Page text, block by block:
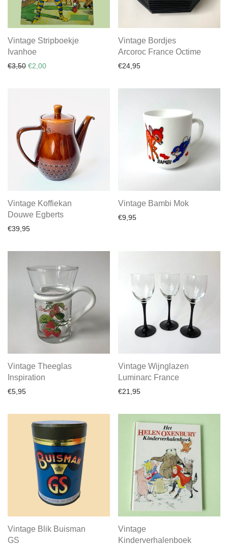
Vintage Stripboekje
Ivanhoe
€3,50 €2,00
Vintage Bordjes
Arcoroc France Octime
€24,95
Vintage Koffiekan
Douwe Egberts
€39,95
Vintage Bambi Mok
€9,95
Vintage Theeglas
Inspiration
€5,95
Vintage Wijnglazen
Luminarc France
€21,95
Vintage Blik Buisman
GS
Vintage
Kinderverhalenboek